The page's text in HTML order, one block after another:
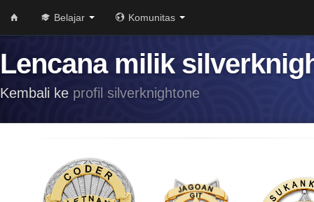
Belajar Komunitas
Lencana milik
Kembali ke profil silverknightone